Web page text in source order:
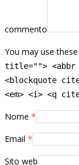
commento
You may use these
title=""> <abbr
<blockquote
<em> <i> <q
Nome *
Email *
Sito web